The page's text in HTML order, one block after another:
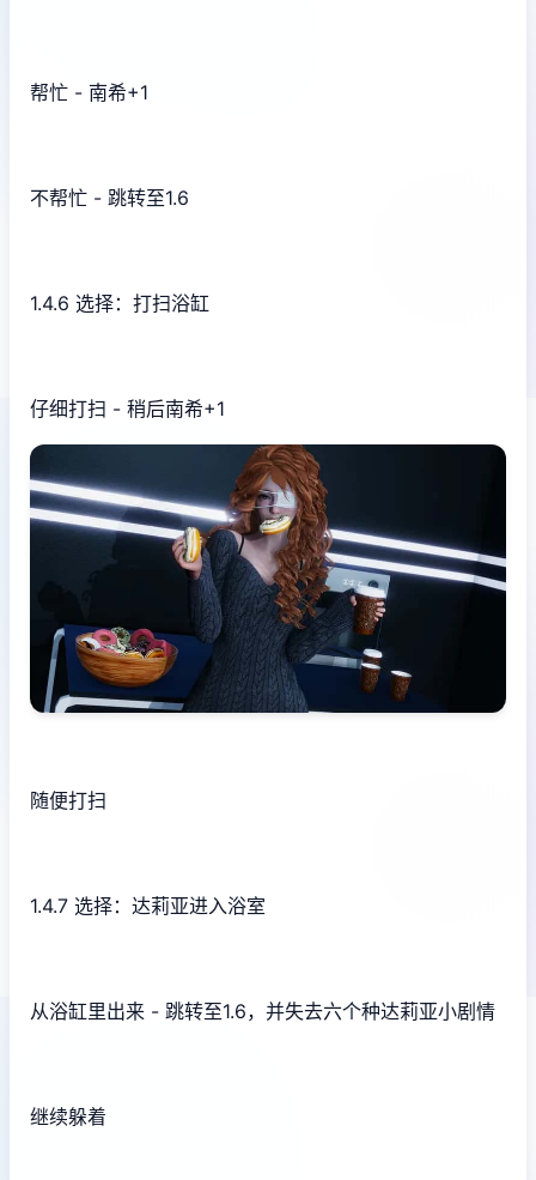
帮忙 - 南希+1
不帮忙 - 跳转至1.6
1.4.6 选择：打扫浴缸
仔细打扫 - 稍后南希+1
随便打扫
1.4.7 选择：达莉亚进入浴室
从浴缸里出来 - 跳转至1.6，并失去六个种达莉亚小剧情
继续躲着